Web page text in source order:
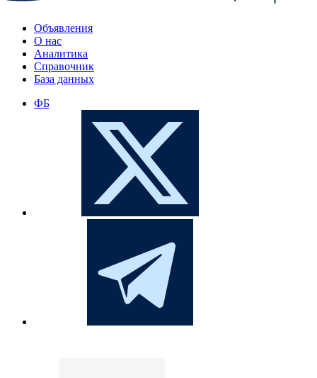
Объявления
О нас
Аналитика
Справочник
База данных
ФБ